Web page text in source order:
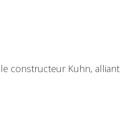
constructeur Kuhn, alliant